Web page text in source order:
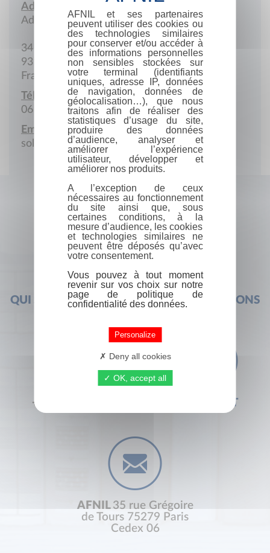
Adresse :
Adresse postale
34 Rue Daniel-Perdrigé
93160 Noisy-le-Grand
France
Téléphone portable :
06 58 68 15 36
Email :
soleneplumain@gmail.com
QUI SOMMES-NOUS ? FOIRE AUX QUESTIONS
+33 (0) 1 44 41 29 19 CONTACT
AFNIL 35 rue Grégoire
de Tours 75279 Paris
Cedex 06
AFNIL et ses partenaires
peuvent utiliser des cookies ou
des technologies similaires
pour conserver et/ou accéder à
des informations personnelles
non sensibles stockées sur
votre terminal (identifiants
uniques, adresse IP, données
de navigation, données de
géolocalisation…), que nous
traitons afin de réaliser des
statistiques d’usage du site,
produire des données
d’audience, analyser et
améliorer l’expérience
utilisateur, développer et
améliorer nos produits.
A l’exception de ceux
nécessaires au fonctionnement
du site ainsi que, sous
certaines conditions, à la
mesure d’audience, les cookies
et technologies similaires ne
peuvent être déposés qu’avec
votre consentement.
Vous pouvez à tout moment
revenir sur vos choix sur notre
page de politique de
confidentialité des données.
Personalize
Deny all cookies
OK, accept all